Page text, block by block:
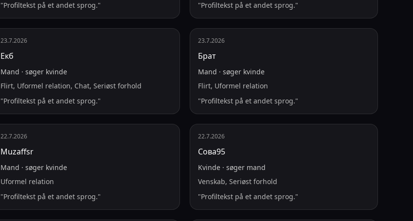
"Profiltekst på et andet sprog."
"Profiltekst på et andet sprog."
23.7.2026
Екб
Mand · søger kvinde
Flirt, Uformel relation, Chat, Seriøst forhold
"Profiltekst på et andet sprog."
23.7.2026
Брат
Mand ·søger kvinde
Flirt, Uformel relation
"Profiltekst på et andet sprog."
22.7.2026
Muzaffsr
Mand · søger kvinde
Uformel relation
"Profiltekst på et andet sprog."
22.7.2026
Сова95
Kvinde ·søger mand
Venskab, Seriøst forhold
"Profiltekst på et andet sprog."